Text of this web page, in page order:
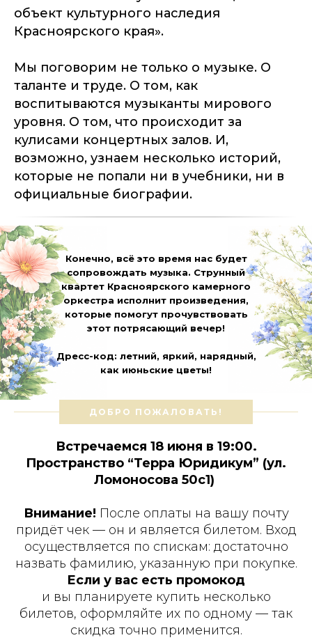
объект культурного наследия
Красноярского края».
Мы поговорим не только о музыке. О
таланте и труде. О том, как
воспитываются музыканты мирового
уровня. О том, что происходит за
кулисами концертных залов. И,
возможно, узнаем несколько историй,
которые не попали ни в учебники, ни в
официальные биографии.
Конечно, всё это время нас будет
сопровождать музыка. Струнный
квартет Красноярского камерного
оркестра исполнит произведения,
которые помогут прочувствовать
этот потрясающий вечер!
Дресс-код: летний, яркий, нарядный,
как июньские цветы!
ДОБРО ПОЖАЛОВАТЬ!
Встречаемся 18 июня в 19:00.
Пространство “Терра Юридикум” (ул.
Ломоносова 50с1)
Внимание! После оплаты на вашу почту
придёт чек — он и является билетом. Вход
осуществляется по спискам: достаточно
назвать фамилию, указанную при покупке.
Если у вас есть промокод
и вы планируете купить несколько
билетов, оформляйте их по одному — так
скидка точно применится.